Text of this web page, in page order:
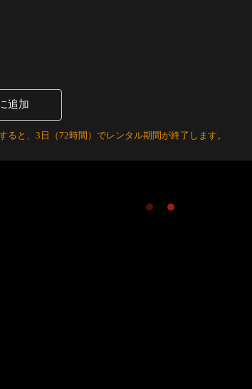
追加
と、3日（72時間）でレンタル期間が終了します。